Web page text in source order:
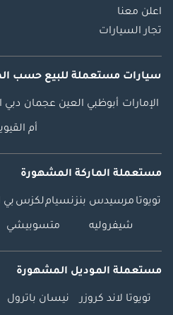
اعلن معنا
تجار السيارات
سيارات مستعملة للبيع حسب
الإمارات أبوظبي العين عجمان دبي
أم
مستعملة الماركة المشهورة
تويوتا مرسيدس بنزنسياملكزس بي
شيفروليه متسوبيشي
مستعملة الموديل المشهورة
تويوتا لاند كروزر نيسان باترول